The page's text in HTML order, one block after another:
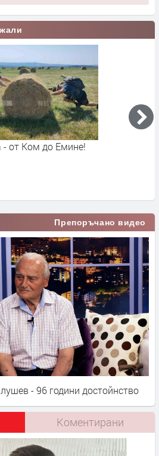
от Ком до Емине!
Препоръчано видео
- 96 години достойнство
Коментирани